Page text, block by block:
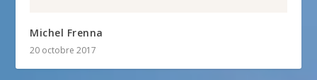
Michel Frenna
20 octobre 2017